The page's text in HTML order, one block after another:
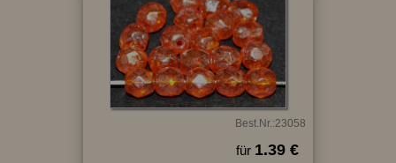
Best.Nr.:23058
für 1.39 €